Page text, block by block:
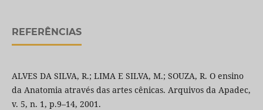
REFERÊNCIAS
ALVES DA SILVA, R.; LIMA E SILVA, M.; SOUZA, R. O ensino
da Anatomia através das artes cênicas. Arquivos da Apadec,
v. 5, n. 1, p.9–14, 2001.